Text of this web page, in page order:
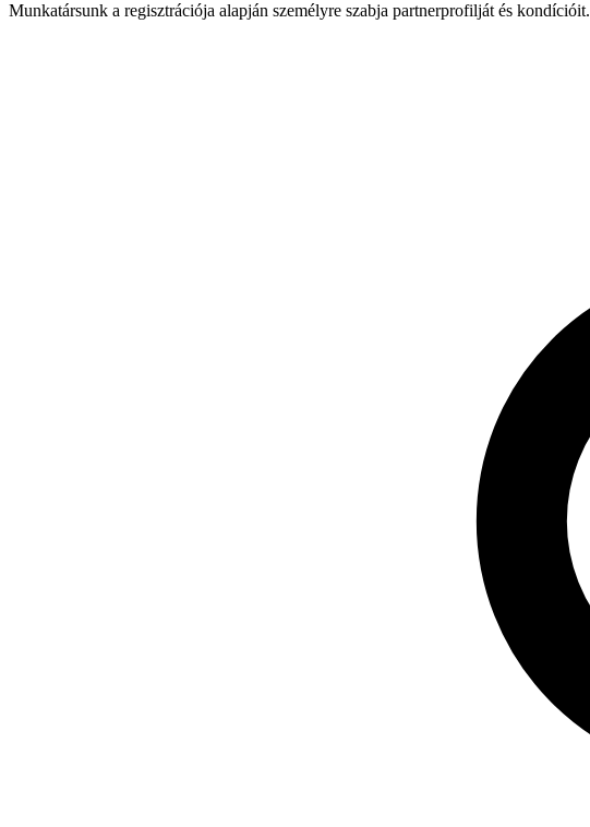
Munkatársunk a regisztrációja alapján személyre szabja partnerprofilját és kondícióit.